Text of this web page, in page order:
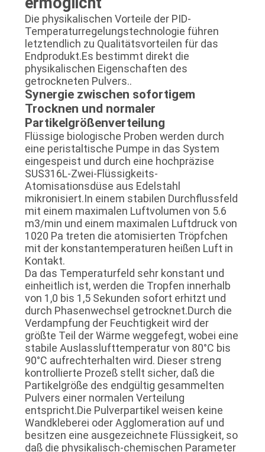
Die physikalischen Vorteile der PID-
Temperaturregelungstechnologie führen
letztendlich zu Qualitätsvorteilen für das
Endprodukt.Es bestimmt direkt die
physikalischen Eigenschaften des
getrockneten Pulvers..
Synergie zwischen sofortigem
Trocknen und normaler
Partikelgrößenverteilung
Flüssige biologische Proben werden durch
eine peristaltische Pumpe in das System
eingespeist und durch eine hochpräzise
SUS316L-Zwei-Flüssigkeits-
Atomisationsdüse aus Edelstahl
mikronisiert.In einem stabilen Durchflussfeld
mit einem maximalen Luftvolumen von 5.6
m3/min und einem maximalen Luftdruck von
1020 Pa treten die atomisierten Tröpfchen
mit der konstantemperaturen heißen Luft in
Kontakt.
Da das Temperaturfeld sehr konstant und
einheitlich ist, werden die Tropfen innerhalb
von 1,0 bis 1,5 Sekunden sofort erhitzt und
durch Phasenwechsel getrocknet.Durch die
Verdampfung der Feuchtigkeit wird der
größte Teil der Wärme weggefegt, wobei eine
stabile Auslasslufttemperatur von 80°C bis
90°C aufrechterhalten wird. Dieser streng
kontrollierte Prozeß stellt sicher, daß die
Partikelgröße des endgültig gesammelten
Pulvers einer normalen Verteilung
entspricht.Die Pulverpartikel weisen keine
Wandkleberei oder Agglomeration auf und
besitzen eine ausgezeichnete Flüssigkeit, so
daß die physikalisch-chemischen Parameter